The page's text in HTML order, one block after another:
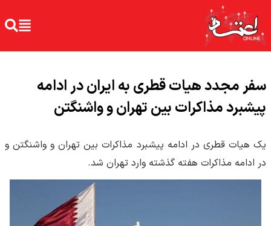
سفر مجدد هیات قطری به ایران در ادامه
پیشبرد مذاکرات بین تهران و واشنگتن
یک هیات قطری در ادامه پیشبرد مذاکرات بین تهران و واشنگتن و
در ادامه مذاکرات هفته گذشته وارد تهران شد.